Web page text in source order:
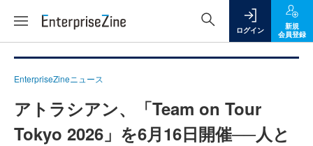
ログイン
新規
会員登録
EnterpriseZineニュース
アトラシアン、「Team on Tour
Tokyo 2026」を6月16日開催──人と